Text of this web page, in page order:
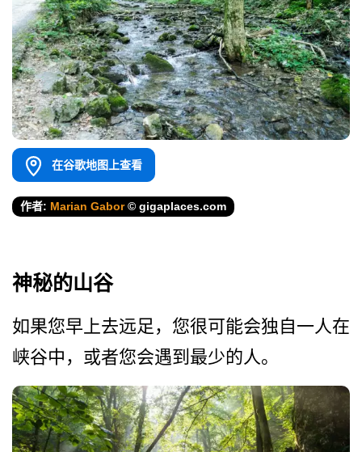
在谷歌地图上查看
作者: Marian Gabor© gigaplaces.com
神秘的山谷
如果您早上去远足，您很可能­会独自一人在
峡谷中，或者您会遇到最少的人。